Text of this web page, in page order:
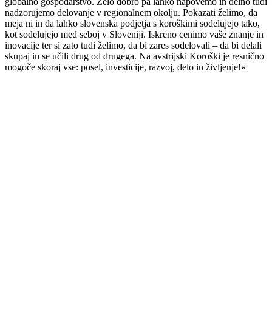
nadzorujemo delovanje v regionalnem okolju. Pokazati želimo, da
meja ni in da lahko slovenska podjetja s koroškimi sodelujejo tako,
kot sodelujejo med seboj v Sloveniji. Iskreno cenimo vaše znanje in
inovacije ter si zato tudi želimo, da bi zares sodelovali – da bi delali
skupaj in se učili drug od drugega. Na avstrijski Koroški je resnično
mogoče skoraj vse: posel, investicije, razvoj, delo in življenje!«